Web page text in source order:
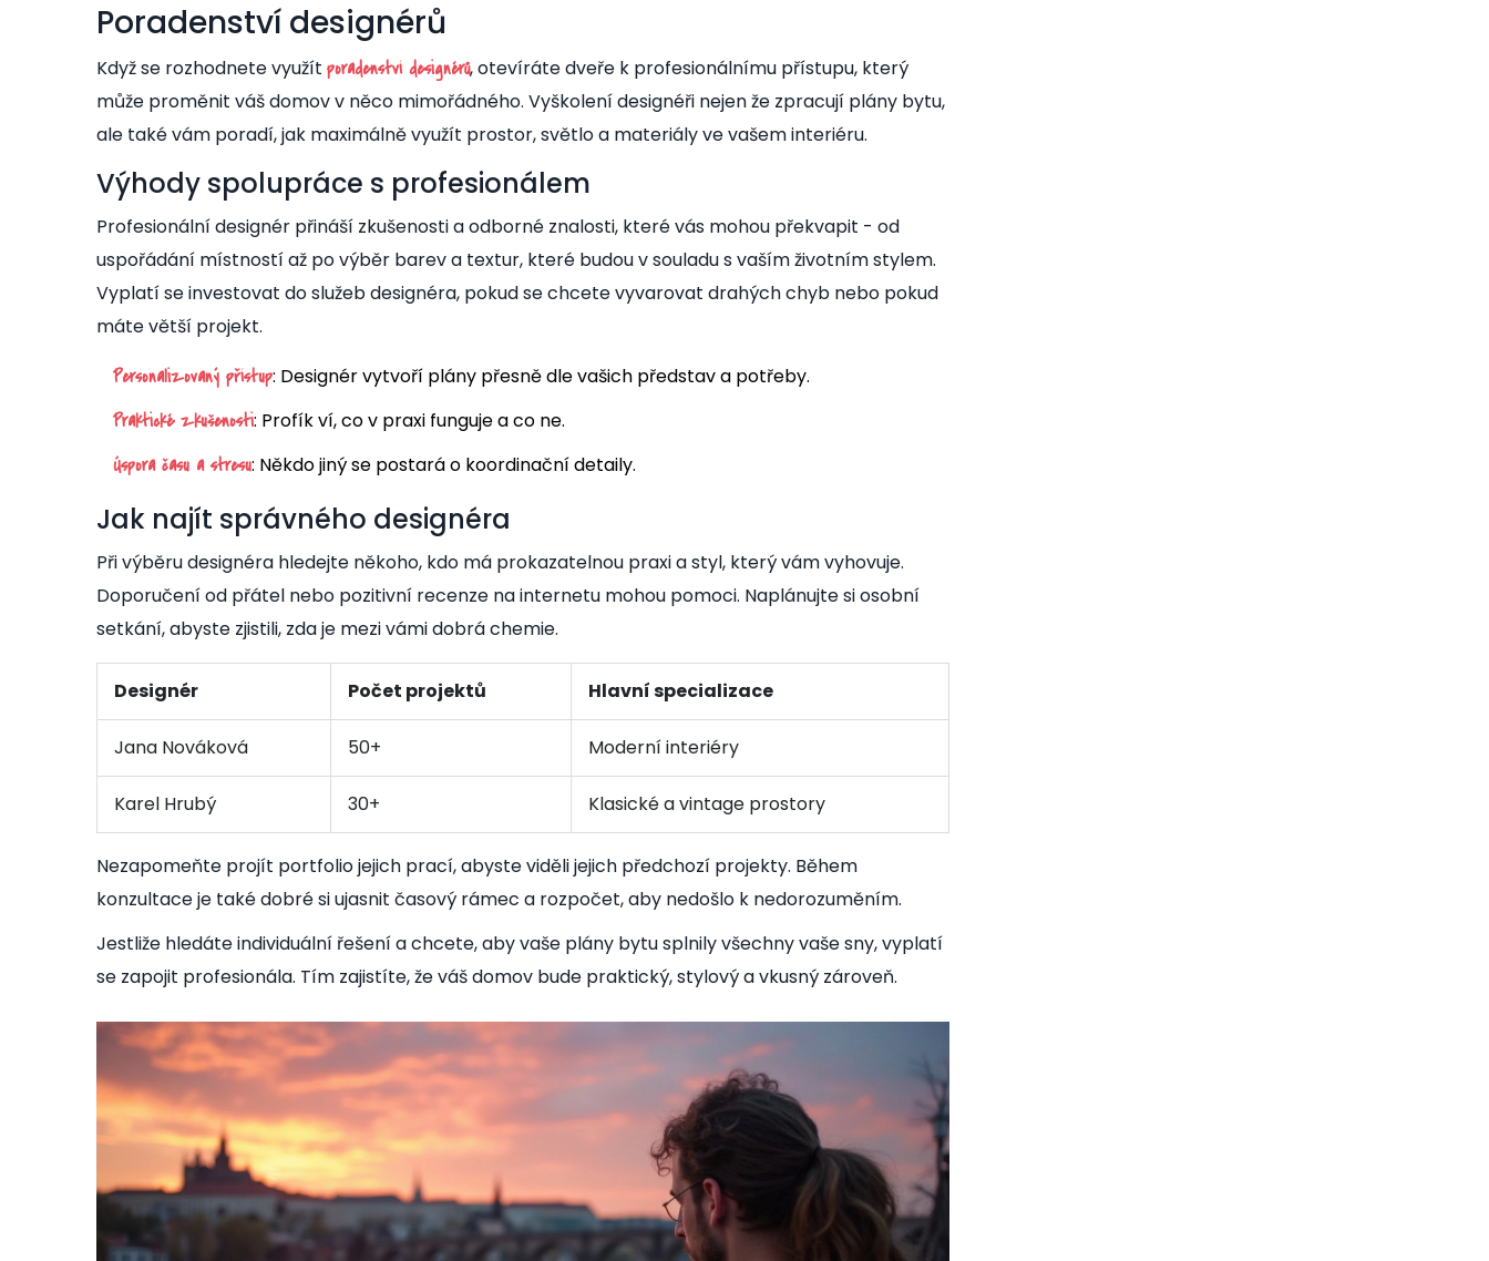
Poradenství designérů
Když se rozhodnete využít poradenství designérů, otevíráte dveře k profesionálnímu přístupu, který
může proměnit váš domov v něco mimořádného. Vyškolení designéři nejen že zpracují plány bytu,
ale také vám poradí, jak maximálně využít prostor, světlo a materiály ve vašem interiéru.
Výhody spolupráce s profesionálem
Profesionální designér přináší zkušenosti a odborné znalosti, které vás mohou překvapit - od
uspořádání místností až po výběr barev a textur, které budou v souladu s vaším životním stylem.
Vyplatí se investovat do služeb designéra, pokud se chcete vyvarovat drahých chyb nebo pokud
máte větší projekt.
Personalizovaný přístup: Designér vytvoří plány přesně dle vašich představ a potřeby.
Praktické zkušenosti: Profík ví, co v praxi funguje a co ne.
Úspora času a stresu: Někdo jiný se postará o koordinační detaily.
Jak najít správného designéra
Při výběru designéra hledejte někoho, kdo má prokazatelnou praxi a styl, který vám vyhovuje.
Doporučení od přátel nebo pozitivní recenze na internetu mohou pomoci. Naplánujte si osobní
setkání, abyste zjistili, zda je mezi vámi dobrá chemie.
Designér Počet projektů Hlavní specializace
Jana Nováková 50+ Moderní interiéry
Karel Hrubý 30+ Klasické a vintage prostory
Nezapomeňte projít portfolio jejich prací, abyste viděli jejich předchozí projekty. Během
konzultace je také dobré si ujasnit časový rámec a rozpočet, aby nedošlo k nedorozuměním.
Jestliže hledáte individuální řešení a chcete, aby vaše plány bytu splnily všechny vaše sny, vyplatí
se zapojit profesionála. Tím zajistíte, že váš domov bude praktický, stylový a vkusný zároveň.